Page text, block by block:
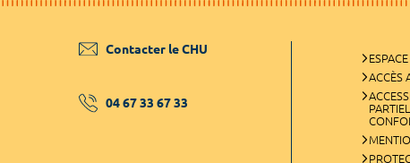
Contacter le CHU
04 67 33 67 33
ACCÈS